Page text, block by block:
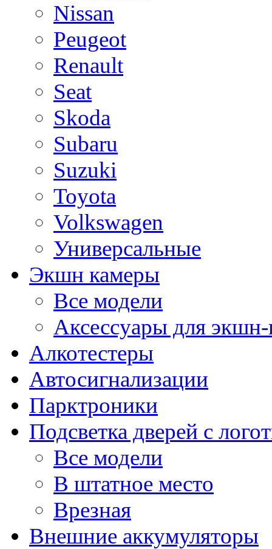
Nissan
Peugeot
Renault
Seat
Skoda
Subaru
Suzuki
Toyota
Volkswagen
Универсальные
Экшн камеры
Все модели
Аксессуары для
Алкотестеры
Автосигнализации
Парктроники
Подсветка дверей с
Все модели
В штатное место
Врезная
Внешние аккумуляторы